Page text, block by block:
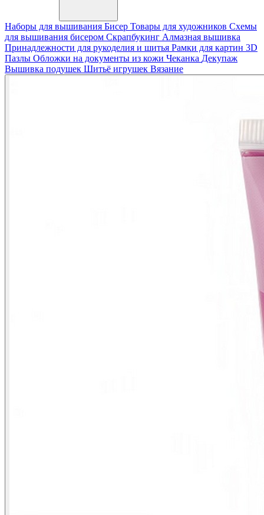
Наборы для вышивания Бисер Товары для художников Схемы
для вышивания бисером Скрапбукинг Алмазная вышивка
Принадлежности для рукоделия и шитья Рамки для картин 3D
Пазлы Обложки на документы из кожи Чеканка Декупаж
Вышивка подушек Шитьё игрушек Вязание